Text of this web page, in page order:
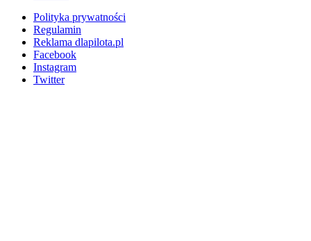
Polityka prywatności
Regulamin
Reklama dlapilota.pl
Facebook
Instagram
Twitter